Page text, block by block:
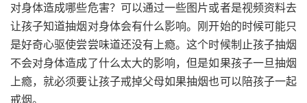
对身体造成哪些危害？可以通过一些图片或者是视频资料去
让孩子知道抽烟对身体会有什么影响。刚开始的时候可能只
是好奇心驱使尝尝味道还没有上瘾。这个时候制止孩子抽烟
不会对身体造成了什么太大的影响，但是如果孩子一旦抽烟
上瘾，就必须要让孩子戒掉父母如果抽烟也可以陪孩子一起
戒烟。